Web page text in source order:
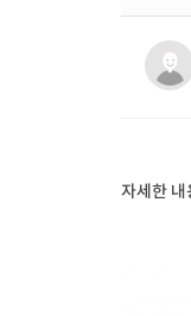
자세한 내